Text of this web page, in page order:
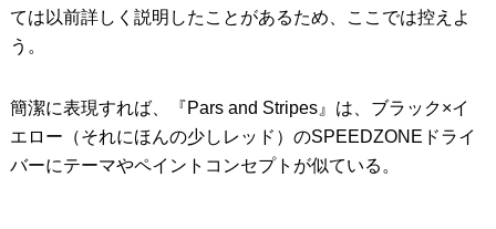
ては以前詳しく説明したことがあるため、ここでは控えよ
う。
簡潔に表現すれば、『Pars and Stripes』は、ブラック×イ
エロー（それにほんの少しレッド）のSPEEDZONEドライ
バーにテーマやペイントコンセプトが似ている。